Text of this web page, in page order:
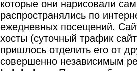
которые они нарисовали
распространялись по
ежедневных посещений.
хосты (суточный трафик
пришлось отделить его от
совершенно независимым